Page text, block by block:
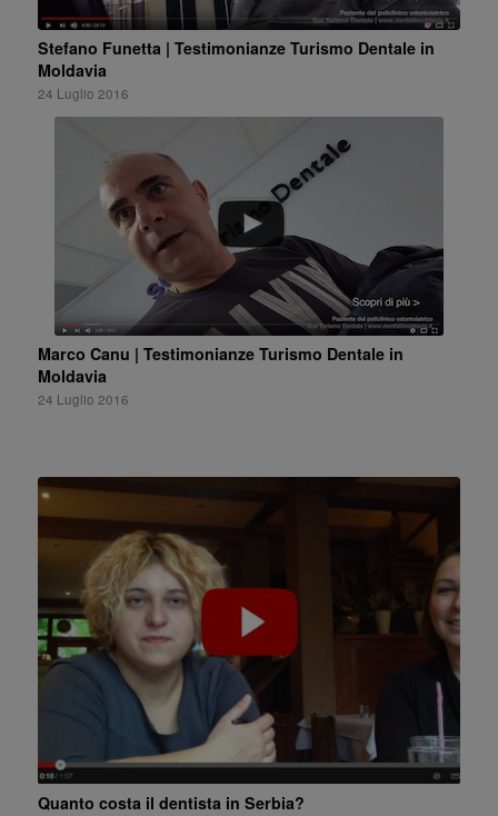
Stefano Funetta | Testimonianze Turismo Dentale in
Moldavia
24 Luglio 2016
Marco Canu | Testimonianze Turismo Dentale in
Moldavia
24 Luglio 2016
Quanto costa il dentista in Serbia?